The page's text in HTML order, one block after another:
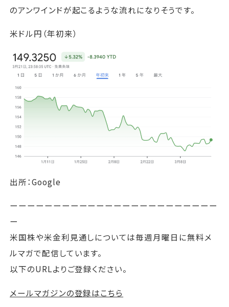
のアンワインドが起こるような流れになりそうです。
米ドル円（年初来）
出所：Google
ーーーーーーーーーーーーーーーーーーーーーーーー
ー
米国株や米金利見通しについては毎週月曜日に無料メ
ルマガで配信しています。
以下のURLよりご登録ください。
メールマガジンの登録はこちら